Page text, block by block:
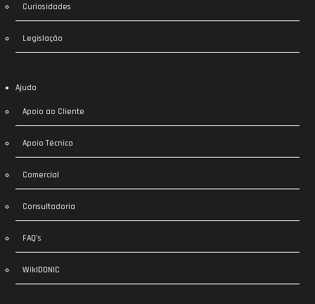
Curiosidades
Legislação
Ajuda
Apoio ao Cliente
Apoio Técnico
Comercial
Consultadoria
FAQ’s
WikIDONIC